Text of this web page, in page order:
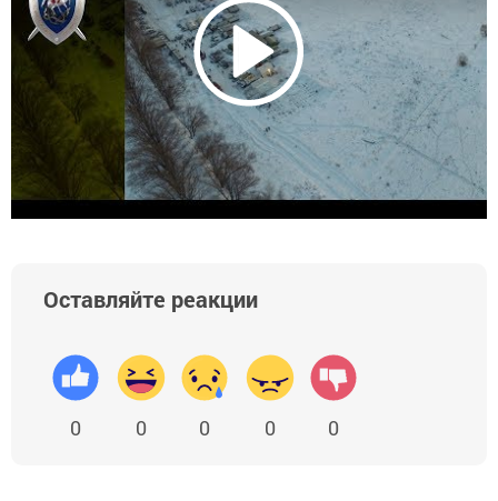
Оставляйте реакции
0 0 0 0 0